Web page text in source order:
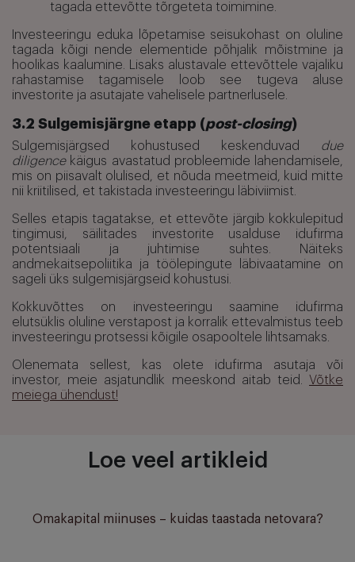
tagada ettevõtte tõrgeteta toimimine.
Investeeringu eduka lõpetamise seisukohast on oluline
tagada kõigi nende elementide põhjalik mõistmine ja
hoolikas kaalumine. Lisaks alustavale ettevõttele vajaliku
rahastamise tagamisele loob see tugeva aluse
investorite ja asutajate vahelisele partnerlusele.
3.2 Sulgemisjärgne etapp (post-closing)
Sulgemisjärgsed kohustused keskenduvad due
diligencekäigus avastatud probleemide lahendamisele,
mis on piisavalt olulised, et nõuda meetmeid, kuid mitte
nii kriitilised, et takistada investeeringu läbiviimist.
Selles etapis tagatakse, et ettevõte järgib kokkulepitud
tingimusi, säilitades investorite usalduse idufirma
potentsiaali ja juhtimise suhtes. Näiteks
andmekaitsepoliitika ja töölepingute läbivaatamine on
sageli üks sulgemisjärgseid kohustusi.
Kokkuvõttes on investeeringu saamine idufirma
elutsüklis oluline verstapost ja korralik ettevalmistus teeb
investeeringu protsessi kõigile osapooltele lihtsamaks.
Olenemata sellest, kas olete idufirma asutaja või
investor, meie asjatundlik meeskond aitab teid. Võtke
meiega ühendust!
Loe veel artikleid
Omakapital miinuses – kuidas taastada netovara?